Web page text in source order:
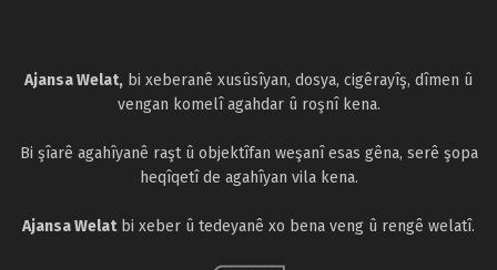
Ajansa Welat, bi xeberanê xusûsîyan, dosya, cigêrayîş, dîmen û
vengan komelî agahdar û roşnî kena.
Bi şîarê agahîyanê raşt û objektîfan weşanî esas gêna, serê şopa
heqîqetî de agahîyan vila kena.
Ajansa Welatbi xeber û tedeyanê xo bena veng û rengê welatî.